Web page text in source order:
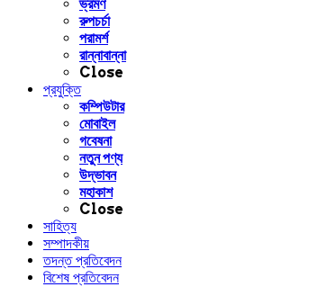
ভ্রমণ
রুপচর্চা
পরামর্শ
রান্নাবান্না
Close
প্রযুক্তি
কম্পিউটার
মোবাইল
গবেষনা
নতুন পণ্য
উদ্ভাবন
মহাকাশ
Close
সাহিত্য
সম্পাদকীয়
তদন্ত প্রতিবেদন
বিশেষ প্রতিবেদন